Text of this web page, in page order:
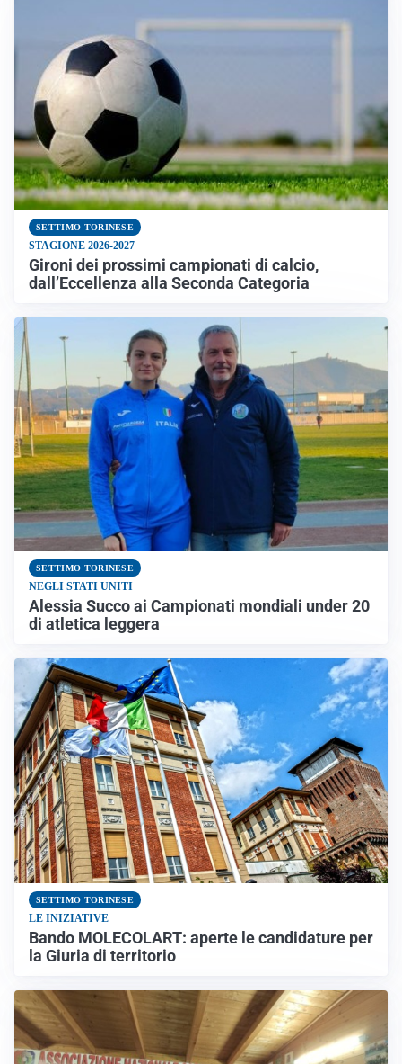
SETTIMO TORINESE
STAGIONE 2026-2027
Gironi dei prossimi campionati di calcio,
dall’Eccellenza alla Seconda Categoria
SETTIMO TORINESE
NEGLI STATI UNITI
Alessia Succo ai Campionati mondiali under 20
di atletica leggera
SETTIMO TORINESE
LE INIZIATIVE
Bando MOLECOLART: aperte le candidature per
la Giuria di territorio